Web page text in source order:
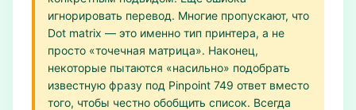
игнорировать перевод. Многие пропускают, что
Dot matrix — это именно тип принтера, а не
просто «точечная матрица». Наконец,
некоторые пытаются «насильно» подобрать
известную фразу под Pinpoint 749 ответ вместо
того, чтобы честно обобщить список. Всегда